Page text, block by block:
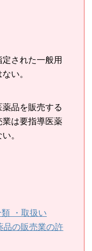
された一般用
い。
品を販売する
は要指導医薬
。
・取扱い
の販売業の許